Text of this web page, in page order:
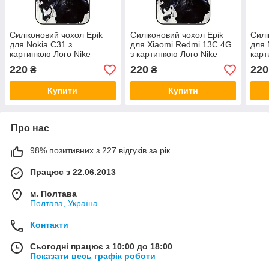
Силіконовий чохол Epik
для Nokia C31 з
картинкою Лого Nike
220 ₴
Купити
Силіконовий чохол Epik
для Xiaomi Redmi 13C 4G
з картинкою Лого Nike
220₴
Купити
для
220
Про нас
98% позитивних з 227 відгуків за рік
Працює з 22.06.2013
м. Полтава
Полтава, Україна
Контакти
Сьогодні працює з 10:00 до 18:00
Показати весь графік роботи